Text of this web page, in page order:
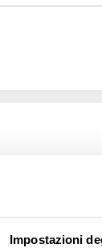
Impostazioni